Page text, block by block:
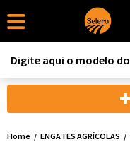
Home ENGATES AGRÍCOLAS